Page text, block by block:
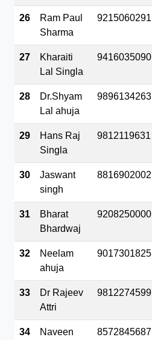
26
Ram Paul
Sharma
9215060291
27
Kharaiti
Lal Singla
9416035090
28
Dr.Shyam
Lal ahuja
9896134263
29
Hans Raj
Singla
9812119631
30
Jaswant
singh
8816902002
31
Bharat
Bhardwaj
9208250000
32
Neelam
ahuja
9017301825
33
Dr Rajeev
Attri
9812274599
34
Naveen
8572845687